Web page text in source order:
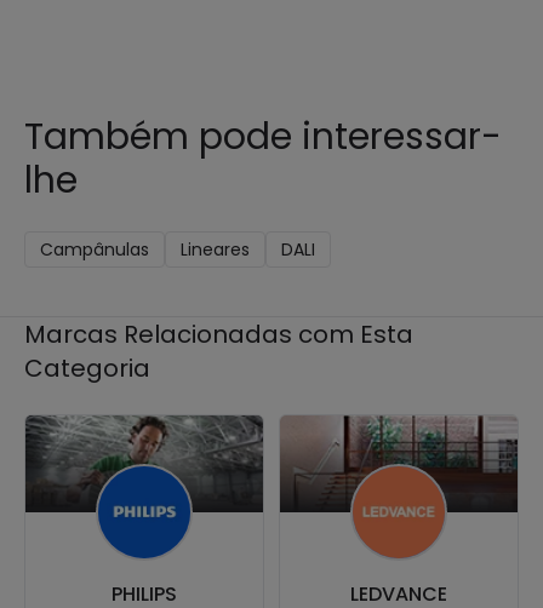
Também pode interessar-
lhe
Campânulas Lineares DALI
Marcas Relacionadas com Esta
Categoria
PHILIPS LEDVANCE